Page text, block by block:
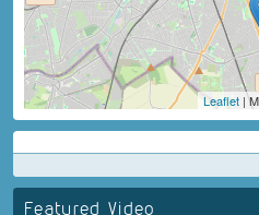
Leaflet |
Featured Video